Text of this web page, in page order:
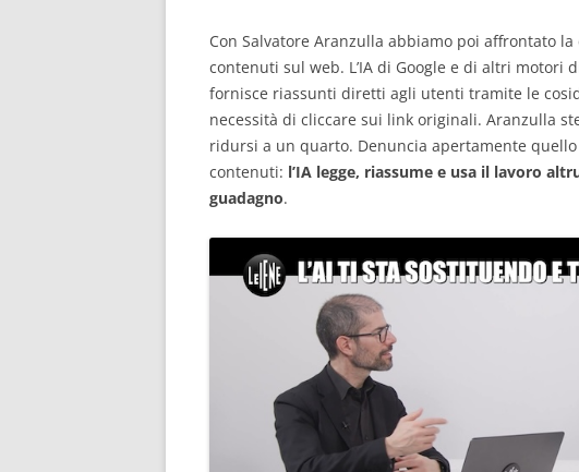
Con Salvatore Aranzulla abbiamo poi affrontato
contenuti sul web. L’IA di Google e di altri motori
fornisce riassunti diretti agli utenti tramite le
necessità di cliccare sui link originali. Aranzulla
ridursi a un quarto. Denuncia apertamente
contenuti: l’IA legge, riassume e usa il lavoro
guadagno.